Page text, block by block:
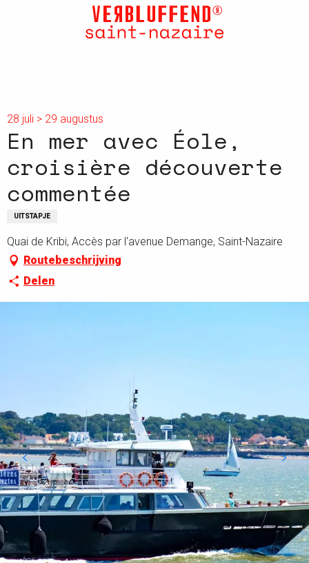
28 juli > 29 augustus
En mer avec Éole,
croisière découverte
commentée
UITSTAPJE
Quai de Kribi, Accès par l'avenue Demange, Saint-Nazaire
Routebeschrijving
Delen